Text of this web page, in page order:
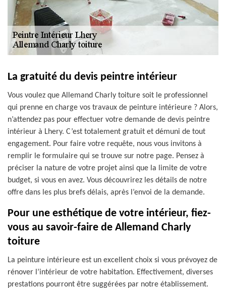
La gratuité du devis peintre intérieur
Vous voulez que Allemand Charly toiture soit le professionnel
qui prenne en charge vos travaux de peinture intérieure ? Alors,
n’attendez pas pour effectuer votre demande de devis peintre
intérieur à Lhery. C’est totalement gratuit et démuni de tout
engagement. Pour faire votre requête, nous vous invitons à
remplir le formulaire qui se trouve sur notre page. Pensez à
préciser la nature de votre projet ainsi que la limite de votre
budget, si vous en avez. Vous découvrirez les détails de notre
offre dans les plus brefs délais, après l’envoi de la demande.
Pour une esthétique de votre intérieur, fiez-
vous au savoir-faire de Allemand Charly
toiture
La peinture intérieure est un excellent choix si vous prévoyez de
rénover l’intérieur de votre habitation. Effectivement, diverses
prestations pourront être suggérées par notre établissement.